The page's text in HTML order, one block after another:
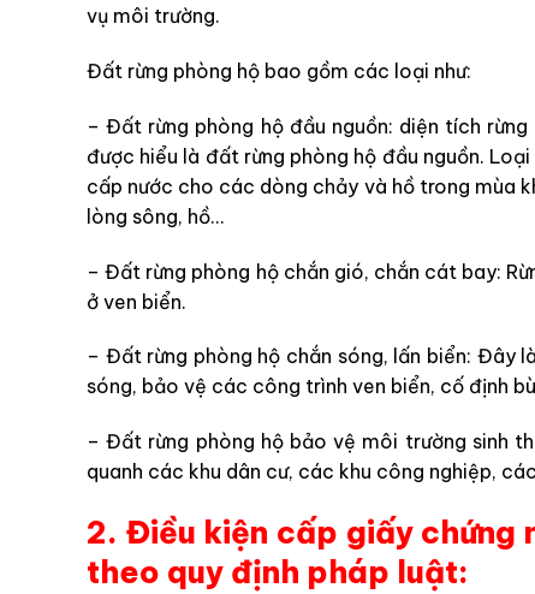
vụ môi trường.
Đất rừng phòng hộ bao gồm các loại như:
– Đất rừng phòng hộ đầu nguồn: diện tích
được hiểu là đất rừng phòng hộ đầu nguồn.
cấp nước cho các dòng chảy và hồ trong mùa
lòng sông, hồ…
– Đất rừng phòng hộ chắn gió, chắn cát bay:
ở ven biển.
– Đất rừng phòng hộ chắn sóng, lấn biển: Đây
sóng, bảo vệ các công trình ven biển, cố định
– Đất rừng phòng hộ bảo vệ môi trường sinh
quanh các khu dân cư, các khu công nghiệp,
2. Điều kiện cấp giấy chứng
theo quy định pháp luật: